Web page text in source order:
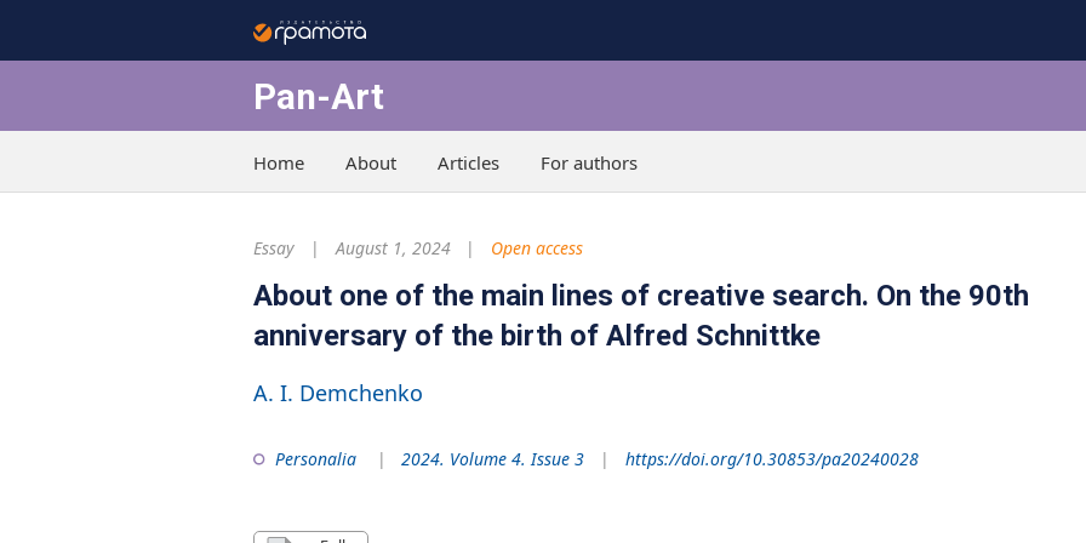
Pan-Art
Home About Articles For authors
Essay August 1, 2024 Open access
About one of the main lines of creative search. On the 90th
anniversary of the birth of Alfred Schnittke
A. I. Demchenko
Personalia 2024. Volume 4. Issue 3 https://doi.org/10.30853/pa20240028